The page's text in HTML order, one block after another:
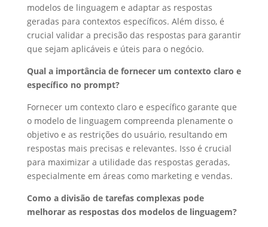
modelos de linguagem e adaptar as respostas
geradas para contextos específicos. Além disso, é
crucial validar a precisão das respostas para garantir
que sejam aplicáveis e úteis para o negócio.
Qual a importância de fornecer um contexto claro e
específico no prompt?
Fornecer um contexto claro e específico garante que
o modelo de linguagem compreenda plenamente o
objetivo e as restrições do usuário, resultando em
respostas mais precisas e relevantes. Isso é crucial
para maximizar a utilidade das respostas geradas,
especialmente em áreas como marketing e vendas.
Como a divisão de tarefas complexas pode
melhorar as respostas dos modelos de linguagem?